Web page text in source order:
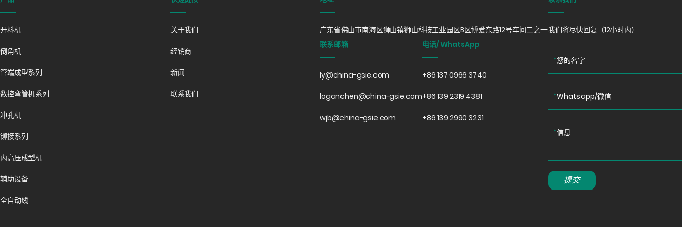
开料机
倒角机
管端成型系列
数控弯管机系列
冲孔机
铆接系列
内高压成型机
辅助设备
全自动线
关于我们
经销商
新闻
联系我们
广东省佛山市南海区狮山镇狮山科技工业园区B区博爱东路12号车间二之一
联系邮箱
ly@china-gsie.com
loganchen@china-gsie.com
wjb@china-gsie.com
电话/ WhatsApp
+86 137 0966 3740
+86 139 2319 4381
+86 139 2990 3231
我们将尽快回复（12小时内）
*您的名字
*Whatsapp/微信
*信息
提交